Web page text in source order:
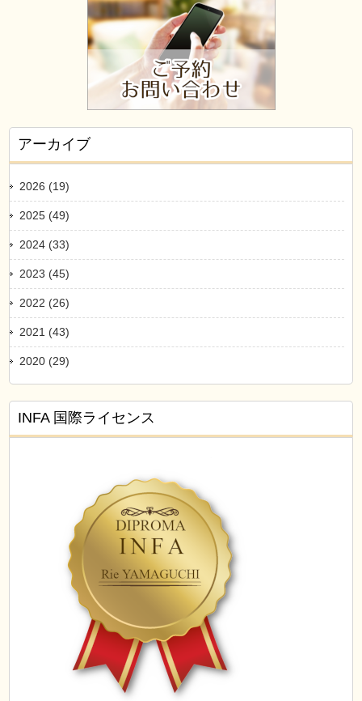
アーカイブ
2026 (19)
2025 (49)
2024 (33)
2023 (45)
2022 (26)
2021 (43)
2020 (29)
INFA 国際ライセンス